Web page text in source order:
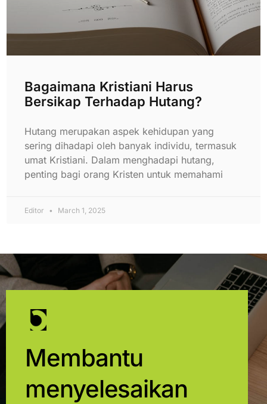
Bagaimana Kristiani Harus
Bersikap Terhadap Hutang?
Hutang merupakan aspek kehidupan yang
sering dihadapi oleh banyak individu, termasuk
umat Kristiani. Dalam menghadapi hutang,
penting bagi orang Kristen untuk memahami
Editor March 1, 2025
Membantu
menyelesaikan